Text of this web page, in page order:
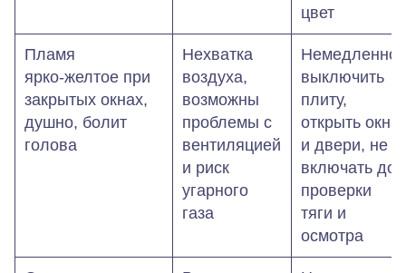
цвет
Пламя
ярко‑желтое при
закрытых окнах,
душно, болит
голова
Нехватка
воздуха,
возможны
проблемы с
вентиляцией
и риск
угарного
газа
Немедленно
выключить
плиту,
открыть окна
и двери, не
включать до
проверки
тяги и
осмотра